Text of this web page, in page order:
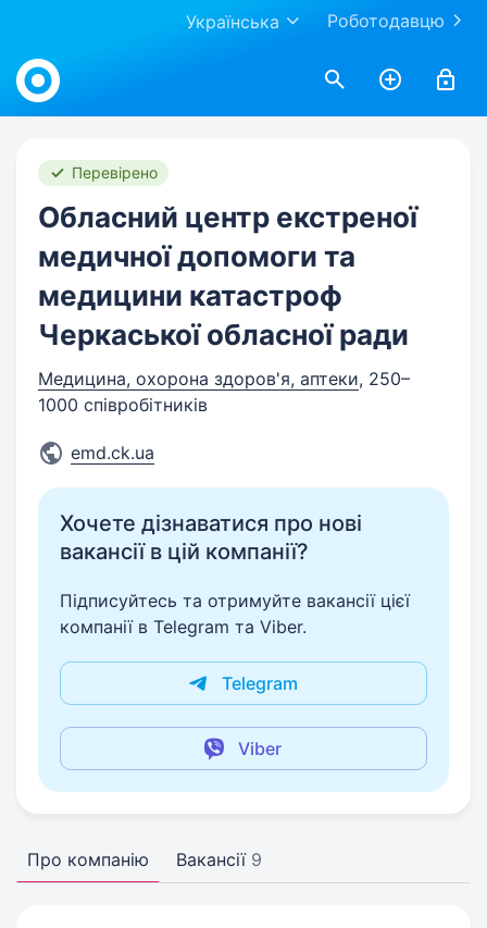
Роботодавцю
Українська
Work.ua
Перевірено
Обласний центр екстреної
медичної допомоги та
медицини катастроф
Черкаської обласної ради
Медицина, охорона здоров'я, аптеки, 250–
1000 співробітників
emd.ck.ua
Хочете дізнаватися про нові
вакансії в цій компанії?
Підписуйтесь та отримуйте вакансії цієї
компанії в Telegram та Viber.
Telegram
Viber
Про компанію Вакансії 9